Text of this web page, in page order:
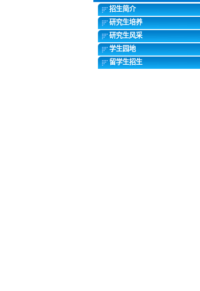
招生简介
研究生培养
研究生风采
学生园地
留学生招生